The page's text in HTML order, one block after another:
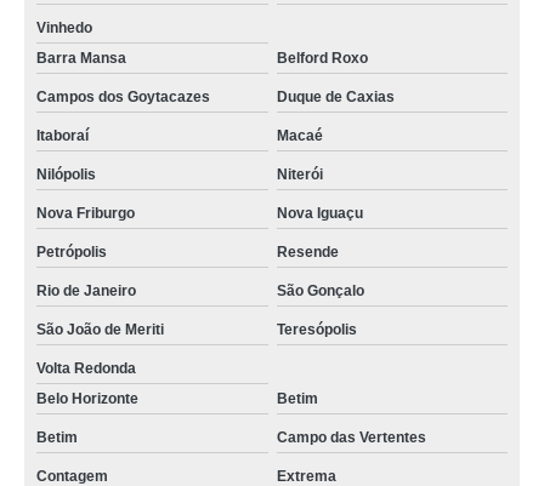
Vinhedo
Barra Mansa
Belford Roxo
Campos dos Goytacazes Duque de Caxias
Itaboraí Macaé
Nilópolis Niterói
Nova Friburgo Nova Iguaçu
Petrópolis Resende
Rio de Janeiro São Gonçalo
São João de Meriti Teresópolis
Volta Redonda
Belo Horizonte
Betim
Betim Campo das Vertentes
Contagem Extrema